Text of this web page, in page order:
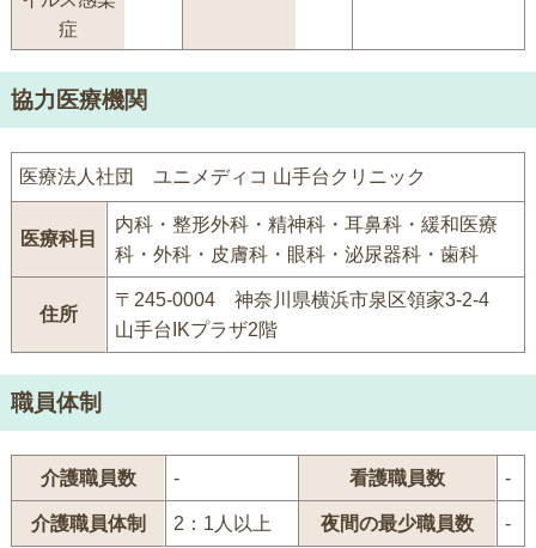
症
協力医療機関
医療法人社団 ユニメディコ 山手台クリニック
医療科目
内科・整形外科・精神科・耳鼻科・緩和医療
科・外科・皮膚科・眼科・泌尿器科・歯科
住所
〒245-0004 神奈川県横浜市泉区領家3-2-4
山手台IKプラザ2階
職員体制
介護職員数 - 看護職員数 -
介護職員体制 2：1人以上 夜間の最少職員数 -